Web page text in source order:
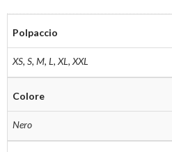
Polpaccio
XS, S, M, L, XL, XXL
Colore
Nero